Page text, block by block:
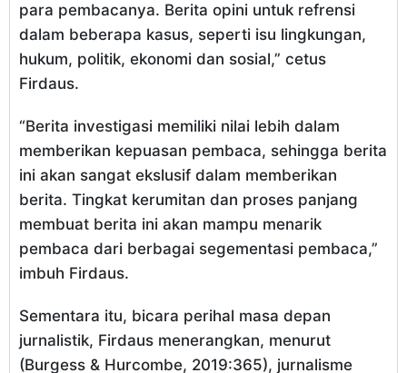
para pembacanya. Berita opini untuk refrensi
dalam beberapa kasus, seperti isu lingkungan,
hukum, politik, ekonomi dan sosial,” cetus
Firdaus.
“Berita investigasi memiliki nilai lebih dalam
memberikan kepuasan pembaca, sehingga berita
ini akan sangat ekslusif dalam memberikan
berita. Tingkat kerumitan dan proses panjang
membuat berita ini akan mampu menarik
pembaca dari berbagai segementasi pembaca,”
imbuh Firdaus.
Sementara itu, bicara perihal masa depan
jurnalistik, Firdaus menerangkan, menurut
(Burgess & Hurcombe, 2019:365), jurnalisme